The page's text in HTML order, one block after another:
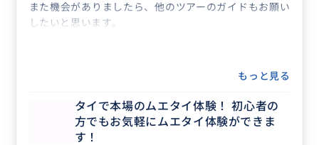
また機会がありましたら、他のツアーのガイドもお願い
したいと思います。
もっと見る
タイで本場のムエタイ体験！ 初心者の
方でもお気軽にムエタイ体験ができま
す！